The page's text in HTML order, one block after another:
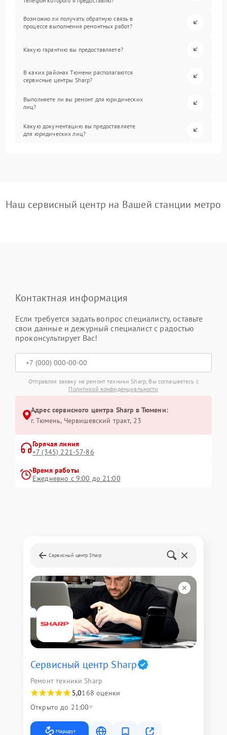
Возможно ли получать обратную связь в
процессе выполнения ремонтных работ?
Какую гарантию вы предоставляете?
В каких районах Тюмени располагаются
сервисные центры Sharp?
Выполняете ли вы ремонт для юридических
лиц?
Какую документацию вы предоставляете
для юридических лиц?
Наш сервисный центр на Вашей станции метро
Контактная информация
Если требуется задать вопрос специалисту, оставьте
свои данные и дежурный специалист с радостью
проконсультирует Вас!
Отправляя заявку на ремонт техники Sharp, Вы соглашаетесь с
Политикой конфиденциальности
Адрес сервисного центра Sharp в Тюмени:
г. Тюмень, ​Червишевский тракт, 23
Горячая линия
+7 (345) 221-57-86
Время работы
Ежедневно с 9:00 до 21:00
Сервисный центр Sharp
Сервисный центр Sharp
Ремонт техники Sharp
5,0168 оценки
Открыто до 21:00
Маршрут